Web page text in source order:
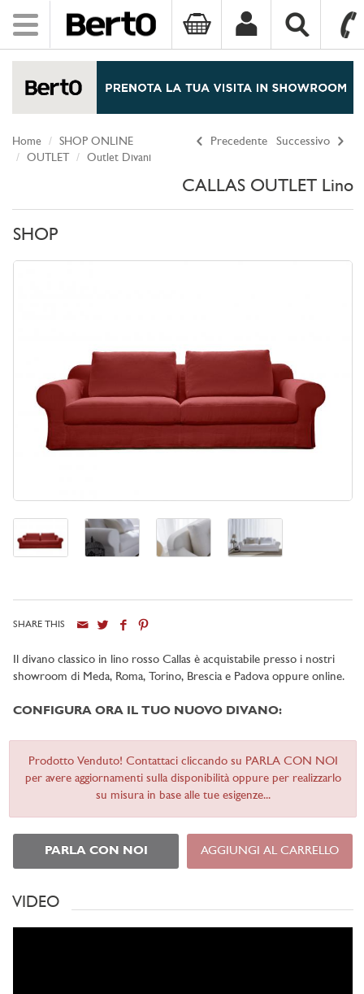
Toggle
navigation
Precedente Successivo
Home
SHOP ONLINE
OUTLET
Outlet Divani
CALLAS OUTLET Lino
SHOP
SHARE THIS
Il divano classico in lino rosso Callas è acquistabile presso i nostri
showroom di Meda, Roma, Torino, Brescia e Padova oppure online.
CONFIGURA ORA IL TUO NUOVO DIVANO:
Prodotto Venduto! Contattaci cliccando su PARLA CON NOI
per avere aggiornamenti sulla disponibilità oppure per realizzarlo
su misura in base alle tue esigenze...
PARLA CON NOI AGGIUNGI AL CARRELLO
VIDEO